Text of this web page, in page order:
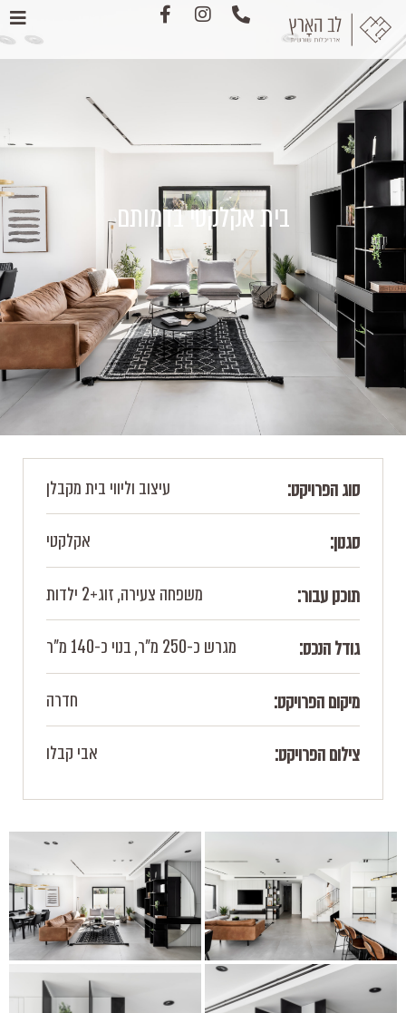
בית אקלקטי בדמותם
סוג הפרויקט: עיצוב וליווי בית מקבלן
סגנון: אקלקטי
תוכנן עבור: משפחה צעירה, זוג+2 ילדות
גודל הנכס: מגרש כ-250 מ"ר, בנוי כ-140 מ"ר
מיקום הפרויקט: חדרה
צילום הפרויקט: אבי קבלו